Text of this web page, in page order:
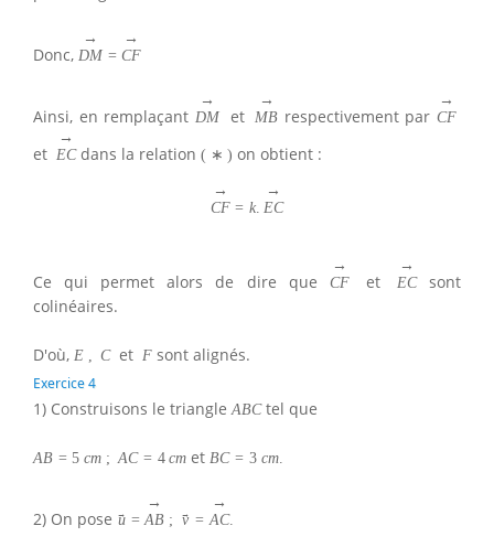
Donc,
→
DM =
→
CF
Ainsi, en remplaçant
→
DM et
→
MB respectivement par
→
CF
et
→
ECdans la relation ( ∗ ) on obtient :
→
CF = k
→
EC
Ce qui permet alors de dire que
→
CF et
→
ECsont
colinéaires.
D'où, E C et Fsont alignés.
Exercice 4
1) Construisons le triangle ABCtel que
AB = 5 cm ; AC = 4 cm et BC = 3 cm.
2) On pose →
u =
→
AB ; →
v =
→
AC.